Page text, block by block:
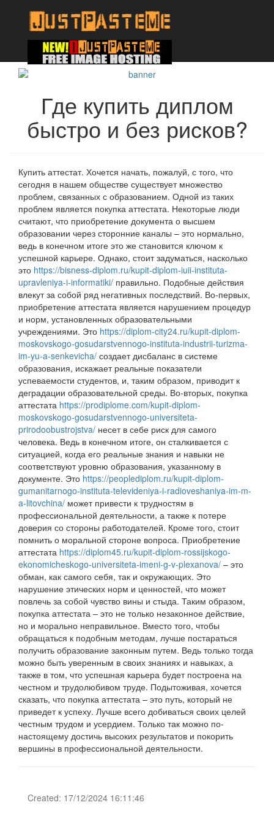
Где купить диплом
быстро и без рисков?
Купить аттестат. Хочется начать, пожалуй, с того, что
сегодня в нашем обществе существует множество
проблем, связанных с образованием. Одной из таких
проблем является покупка аттестата. Некоторые люди
считают, что приобретение документа о высшем
образовании через сторонние каналы – это нормально,
ведь в конечном итоге это же становится ключом к
успешной карьере. Однако, стоит задуматься, насколько
это https://bisness-diplom.ru/kupit-diplom-iuii-instituta-
upravleniya-i-informatiki/ правильно. Подобные действия
влекут за собой ряд негативных последствий. Во-первых,
приобретение аттестата является нарушением процедур
и норм, установленных образовательными
учреждениями. Это https://diplom-city24.ru/kupit-diplom-
moskovskogo-gosudarstvennogo-instituta-industrii-turizma-
im-yu-a-senkevicha/ создает дисбаланс в системе
образования, искажает реальные показатели
успеваемости студентов, и, таким образом, приводит к
деградации образовательной среды. Во-вторых, покупка
аттестата https://prodiplome.com/kupit-diplom-
moskovskogo-gosudarstvennogo-universiteta-
prirodoobustrojstva/ несет в себе риск для самого
человека. Ведь в конечном итоге, он сталкивается с
ситуацией, когда его реальные знания и навыки не
соответствуют уровню образования, указанному в
документе. Это https://peoplediplom.ru/kupit-diplom-
gumanitarnogo-instituta-televideniya-i-radioveshaniya-im-m-
a-litovchina/ может привести к трудностям в
профессиональной деятельности, а также к потере
доверия со стороны работодателей. Кроме того, стоит
помнить о моральной стороне вопроса. Приобретение
аттестата https://diplom45.ru/kupit-diplom-rossijskogo-
ekonomicheskogo-universiteta-imeni-g-v-plexanova/ – это
обман, как самого себя, так и окружающих. Это
нарушение этических норм и ценностей, что может
повлечь за собой чувство вины и стыда. Таким образом,
покупка аттестата – это не только незаконное действие,
но и морально неправильное. Вместо того, чтобы
обращаться к подобным методам, лучше постараться
получить образование законным путем. Ведь только тогда
можно быть уверенным в своих знаниях и навыках, а
также в том, что успешная карьера будет построена на
честном и трудолюбивом труде. Подытоживая, хочется
сказать, что покупка аттестата – это путь, который не
приведет к успеху. Лучше всего добиваться своих целей
честным трудом и усердием. Только так можно по-
настоящему достичь высоких результатов и покорить
вершины в профессиональной деятельности.
Created: 17/12/2024 16:11:46